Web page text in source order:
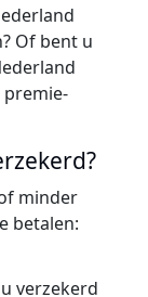
Of bent u
premie-
minder
betalen:
verzekerd